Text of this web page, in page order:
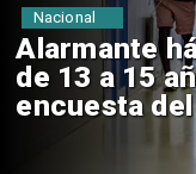
Aprueban
Sebastián
de $4 mil
Regiones